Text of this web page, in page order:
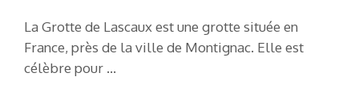
La Grotte de Lascaux est une grotte située en
France, près de la ville de Montignac. Elle est
célèbre pour …